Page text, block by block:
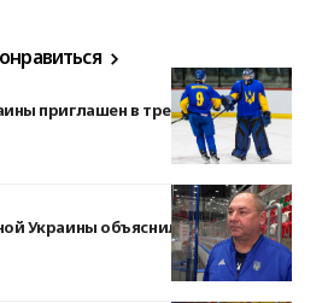
приглашен в тренировочный
Украины объяснил, как удалось